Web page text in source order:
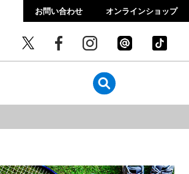
お問い合わせ オンラインショップ